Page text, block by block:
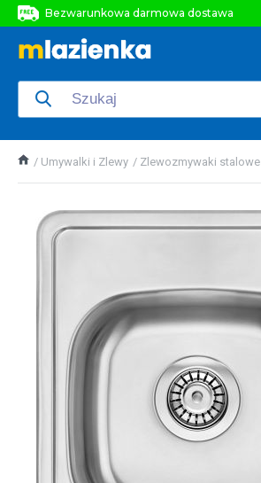
Bezwarunkowa darmowa dostawa
Bezwarunkowa darmowa dostawa
Umywalki i Zlewy Zlewozmywaki stalowe